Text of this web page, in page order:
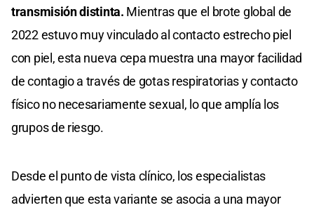
transmisión distinta. Mientras que el brote global de
2022 estuvo muy vinculado al contacto estrecho piel
con piel, esta nueva cepa muestra una mayor facilidad
de contagio a través de gotas respiratorias y contacto
físico no necesariamente sexual, lo que amplía los
grupos de riesgo.
Desde el punto de vista clínico, los especialistas
advierten que esta variante se asocia a una mayor